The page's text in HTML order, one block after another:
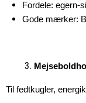
Fordele: egern-
Gode mærker:
Til fedtkugler,